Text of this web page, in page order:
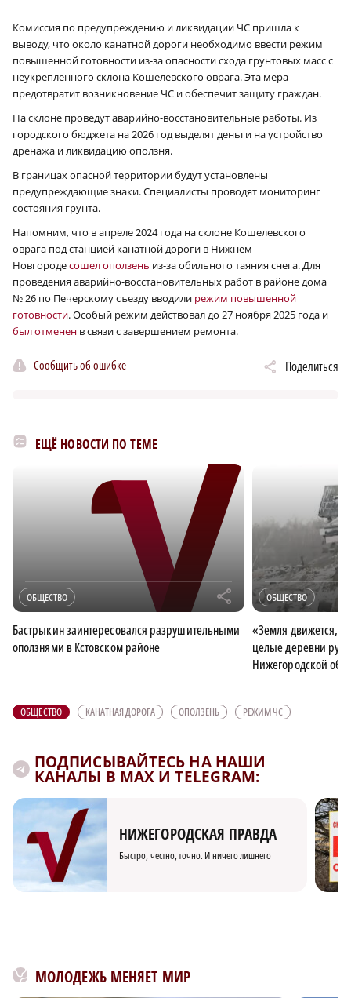
Комиссия по предупреждению и ликвидации ЧС пришла к
выводу, что около канатной дороги необходимо ввести режим
повышенной готовности из-за опасности схода грунтовых масс с
неукрепленного склона Кошелевского оврага. Эта мера
предотвратит возникновение ЧС и обеспечит защиту граждан.
На склоне проведут аварийно-восстановительные работы. Из
городского бюджета на 2026 год выделят деньги на устройство
дренажа и ликвидацию оползня.
В границах опасной территории будут установлены
предупреждающие знаки. Специалисты проводят мониторинг
состояния грунта.
Напомним, что в апреле 2024 года на склоне Кошелевского
оврага под станцией канатной дороги в Нижнем
Новгородесошел оползень из-за обильного таяния снега. Для
проведения аварийно-восстановительных работ в районе дома
№ 26 по Печерскому съезду вводили режим повышенной
готовности. Особый режим действовал до 27 ноября 2025 года и
был отменен в связи с завершением ремонта.
Сообщить об ошибке Поделиться
ЕЩЁ НОВОСТИ ПО ТЕМЕ
ОБЩЕСТВО r
Бастрыкин заинтересовался разрушительными
оползнями в Кстовском районе
ОБЩЕСТВО
«Земля движется,
целые деревни
Нижегородской
ОБЩЕСТВО КАНАТНАЯ ДОРОГА ОПОЛЗЕНЬ РЕЖИМ ЧС
ПОДПИСЫВАЙТЕСЬ НА НАШИ
КАНАЛЫ В MAX И TELEGRAM:
НИЖЕГОРОДСКАЯ ПРАВДА
Быстро, честно, точно. И ничего лишнего
МОЛОДЕЖЬ МЕНЯЕТ МИР